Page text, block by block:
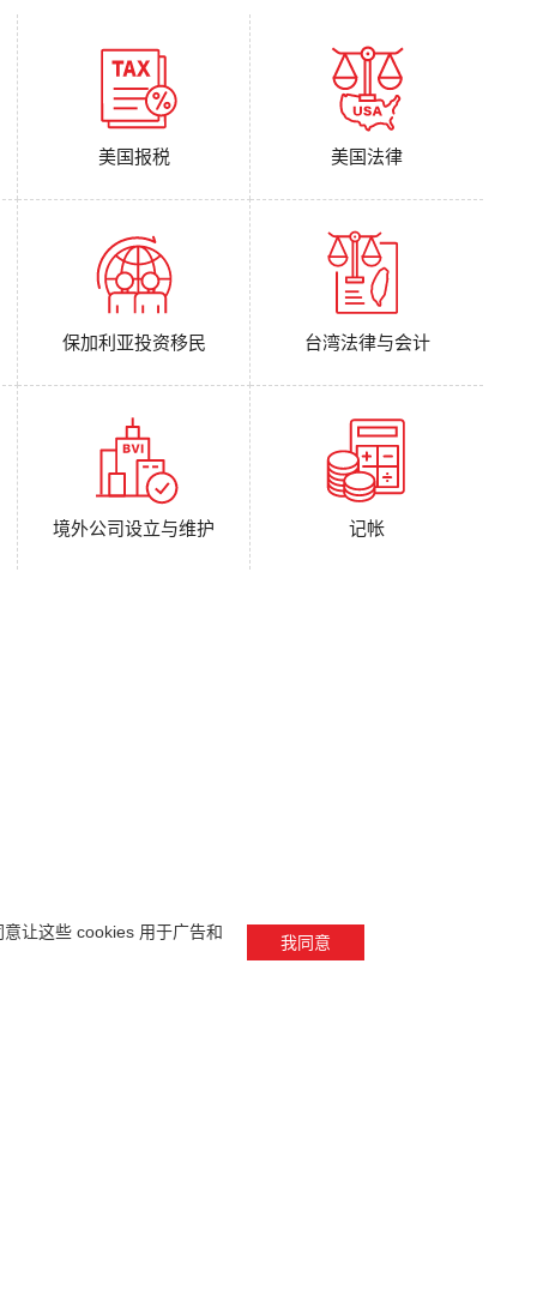
美国报税 美国法律
保加利亚投资移民 台湾法律与会计
境外公司设立与维护 记帐
让这些 cookies 用于广告和
我同意